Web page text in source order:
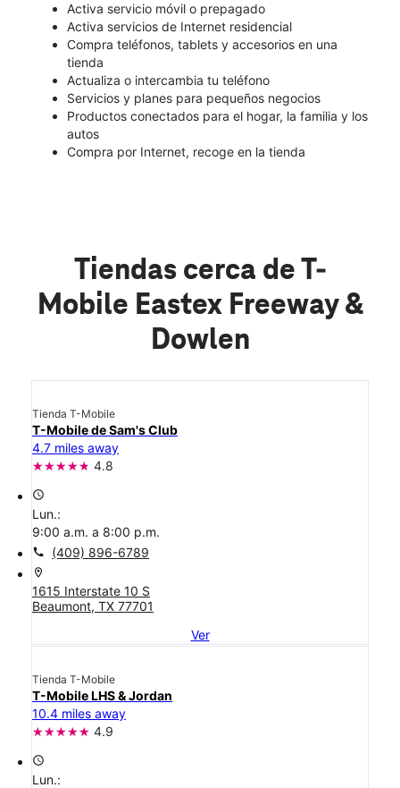
Activa servicio móvil o prepagado
Activa servicios de Internet residencial
Compra teléfonos, tablets y accesorios en una
tienda
Actualiza o intercambia tu teléfono
Servicios y planes para pequeños negocios
Productos conectados para el hogar, la familia y los
autos
Compra por Internet, recoge en la tienda
Tiendas cerca de T-
Mobile Eastex Freeway &
Dowlen
Tienda T-Mobile
T-Mobile de Sam's Club
4.7 miles away
4.8
access_time
Lun.:
9:00 a.m. a 8:00 p.m.
call (409) 896-6789
location_on
1615 Interstate 10 S
Beaumont, TX 77701
Ver
Tienda T-Mobile
T-Mobile LHS & Jordan
10.4 miles away
4.9
access_time
Lun.: